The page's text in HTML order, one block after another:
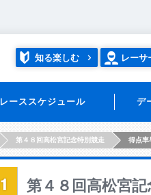
知る楽しむ レーサ
レーススケジュール デ
第４８回高松宮記念特別競走 得点率
第４８回高松宮